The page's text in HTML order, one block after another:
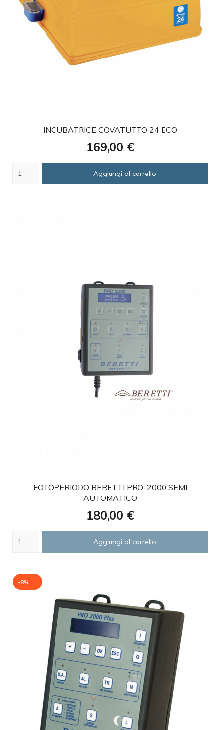
INCUBATRICE COVATUTTO 24 ECO
Prezzo
169,00 €
Aggiungi al carrello
FOTOPERIODO BERETTI PRO-2000 SEMI
AUTOMATICO
Prezzo
180,00 €
Aggiungi al carrello
-8%